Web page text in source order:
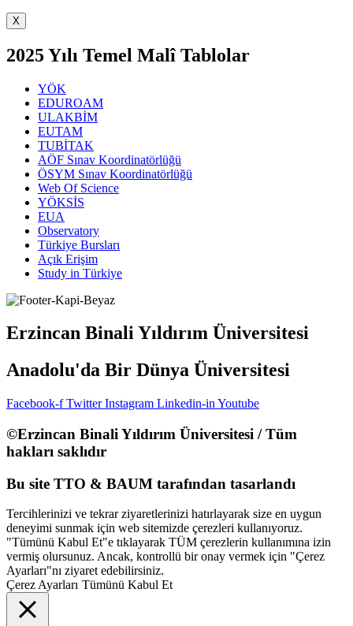
X
2025 Yılı Temel Malî Tablolar
YÖK
EDUROAM
ULAKBİM
EUTAM
TUBİTAK
AÖF Sınav Koordinatörlüğü
ÖSYM Sınav Koordinatörlüğü
Web Of Science
YÖKSİS
EUA
Observatory
Türkiye Bursları
Açık Erişim
Study in Türkiye
Erzincan Binali Yıldırım Üniversitesi
Anadolu'da Bir Dünya Üniversitesi
Facebook-f Twitter Instagram Linkedin-in Youtube
©Erzincan Binali Yıldırım Üniversitesi / Tüm
hakları saklıdır
Bu site TTO & BAUM tarafından tasarlandı
Tercihlerinizi ve tekrar ziyaretlerinizi hatırlayarak size en uygun
deneyimi sunmak için web sitemizde çerezleri kullanıyoruz.
"Tümünü Kabul Et"e tıklayarak TÜM çerezlerin kullanımına izin
vermiş olursunuz. Ancak, kontrollü bir onay vermek için "Çerez
Ayarları"nı ziyaret edebilirsiniz.
Çerez Ayarları Tümünü Kabul Et